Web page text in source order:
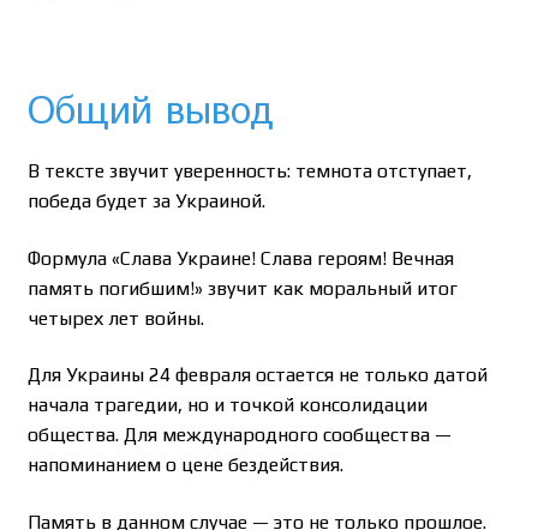
Общий вывод
В тексте звучит уверенность: темнота отступает,
победа будет за Украиной.
Формула «Слава Украине! Слава героям! Вечная
память погибшим!» звучит как моральный итог
четырех лет войны.
Для Украины 24 февраля остается не только датой
начала трагедии, но и точкой консолидации
общества. Для международного сообщества —
напоминанием о цене бездействия.
Память в данном случае — это не только прошлое.